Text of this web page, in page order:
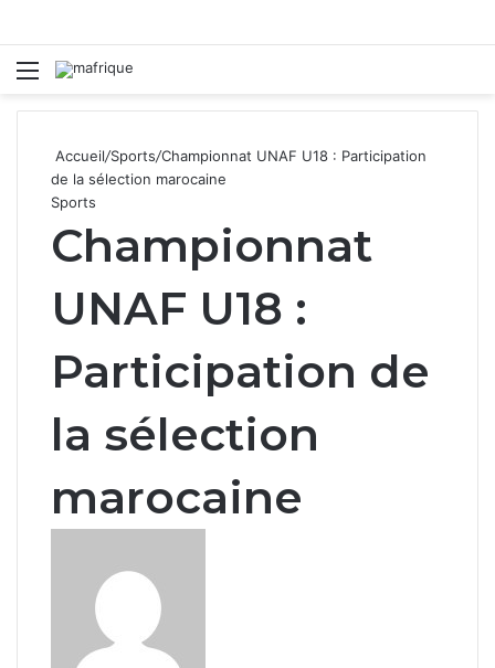
Menu
Accueil/Sports/Championnat UNAF U18 : Participation
de la sélection marocaine
Sports
Championnat
UNAF U18 :
Participation de
la sélection
marocaine